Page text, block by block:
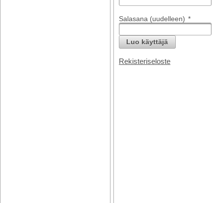
Salasana (uudelleen) *
Luo käyttäjä
Rekisteriseloste